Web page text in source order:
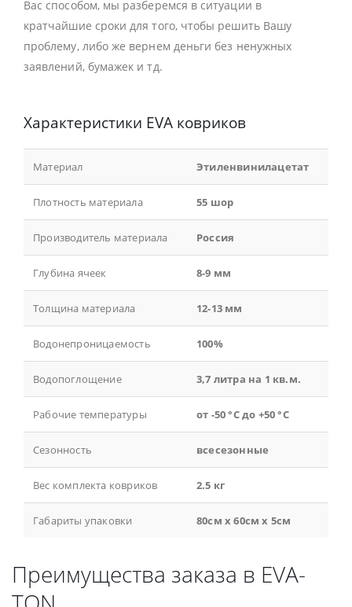
Вас способом, мы разберемся в ситуации в
кратчайшие сроки для того, чтобы решить Вашу
проблему, либо же вернем деньги без ненужных
заявлений, бумажек и тд.
Характеристики EVA ковриков
Материал Этиленвинилацетат
Плотность материала 55 шор
Производитель материала Россия
Глубина ячеек 8-9 мм
Толщина материала 12-13 мм
Водонепроницаемость 100%
Водопоглощение 3,7 литра на 1 кв.м.
Рабочие температуры от -50 °С до +50 °С
Сезонность всесезонные
Вес комплекта ковриков 2.5 кг
Габариты упаковки 80см x 60см x 5см
Преимущества заказа в EVA-